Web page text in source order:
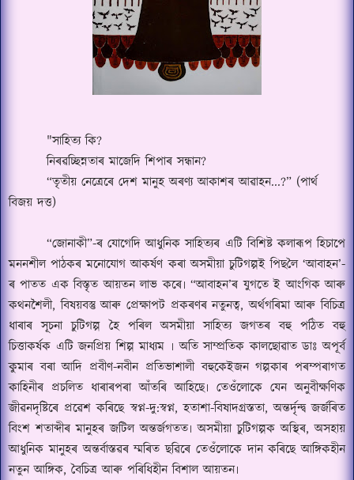
"সাহিত্য কি?
নিৰৱচ্ছিন্নতাৰ মাজেদি শিপাৰ সন্ধান?
“তৃতীয় নেত্রেৰে দেশ মানুহ অৰণ্য আকাশৰ আৱাহন...?” (পাৰ্থ
বিজয় দত্ত)
“জোনাকী”-ৰ যোগেদি আধুনিক সাহিত্যৰ এটি বিশিষ্ট কলাৰূপ হিচাপে
মননশীল পাঠকৰ মনোযোগ আকৰ্ষণ কৰা অসমীয়া চুটিগল্পই পিছলৈ ‘আবাহন’-
ৰ পাতত এক বিস্তৃত আয়তন লাভ কৰে৷“আবাহন’ৰ যুগতে ই আংগিক আৰু
কথনশৈলী,বিষয়বস্তু আৰু প্ৰেক্ষাপট প্ৰকৰণৰ নতুনত্ব,অৰ্থগৰিমা আৰু বিচিত্ৰ
ধাৰাৰ সূচনা চুটিগল্প হৈ পৰিল অসমীয়া সাহিত্য জগতৰ বহু পঠিত বহু
চিত্তাকৰ্ষক এটি জনপ্ৰিয় শিল্প মাধ্যম ৷ অতি সাম্প্ৰতিক কালছোৱাত ডাঃ অপূৰ্ব
কুমাৰ বৰা আদি প্ৰবীণ-নবীন প্ৰতিভাশালী বহুকেইজন গল্পকাৰ পৰম্পৰাগত
কাহিনীৰ প্ৰচলিত ধাৰাৰপৰা আঁতৰি আহিছে৷ তেওঁলোকে যেন অনুবীক্ষণিক
জীৱনদৃষ্টিৰে প্ৰৱেশ কৰিছে স্বপ্ন-দু:স্বপ্ন,হতাশা-বিষাদগ্ৰস্ততা,অন্তৰ্দৃন্দ্ব জৰ্জৰিত
বিংশ শতাব্দীৰ মানুহৰ জটিল অন্তৰ্জগতত৷ অসমীয়া চুটিগল্পক অস্থিৰ,অসহায়
আধুনিক মানুহৰ অন্তৰ্বাস্তৱৰ ম্মৰিত ছৱিৰে তেওঁলোকে দান কৰিছে আঙ্গিকহীন
নতুন আঙ্গিক,বৈচিত্ৰ আৰু পৰিধিহীন বিশাল আয়তন৷